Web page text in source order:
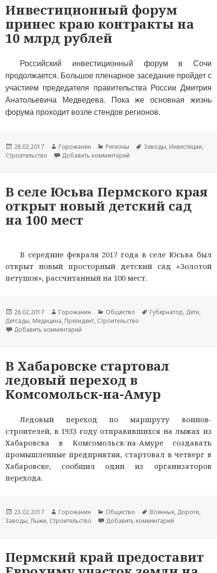
Инвестиционный форум
принес краю контракты на
10 млрд рублей
Российский инвестиционный форум в Сочи
продолжается. Большое пленарное заседание пройдет с
участием предедателя правительства России Дмитрия
Анатольевича Медведева. Пока же основная жизнь
форума проходит возле стендов регионов.
Новость
опубликована
28.02.2017
Автор
новости
Горожанин
Раздел
новостей
Регионы
Тема
Заводы, Инвестиции,
Строительство
Добавить комментарий
В селе Юсьва Пермского края
открыт новый детский сад
на 100 мест
В середине февраля 2017 года в селе Юсьва был
открыт новый просторный детский сад «Золотой
петушок», рассчитанный на 100 мест.
Новость
опубликована
26.02.2017
Автор
новости
Горожанин
Раздел
новостей
Общество
Тема
Губернатор, Дети,
Детсады, Медицина, Президент, Строительство
Добавить комментарий
В Хабаровске стартовал
ледовый переход в
Комсомольск-на-Амур
Ледовый переход по маршруту воинов-
строителей, в 1933 году отправившихся на лыжах из
Хабаровска в Комсомольск-на-Амуре создавать
промышленные предприятия, стартовал в четверг в
Хабаровске, сообщил один из организаторов
перехода.
Новость
опубликована
23.02.2017
Автор
новости
Горожанин
Раздел
новостей
Общество
Тема
новости
Военные, Дороги,
Заводы,Лыжи, Строительство Добавить комментарий
Пермский край предоставит